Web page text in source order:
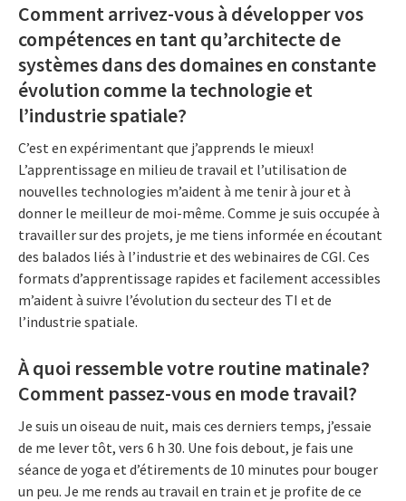
Comment arrivez-vous à développer vos
compétences en tant qu’architecte de
systèmes dans des domaines en constante
évolution comme la technologie et
l’industrie spatiale?
C’est en expérimentant que j’apprends le mieux!
L’apprentissage en milieu de travail et l’utilisation de
nouvelles technologies m’aident à me tenir à jour et à
donner le meilleur de moi-même. Comme je suis occupée à
travailler sur des projets, je me tiens informée en écoutant
des balados liés à l’industrie et des webinaires de CGI. Ces
formats d’apprentissage rapides et facilement accessibles
m’aident à suivre l’évolution du secteur des TI et de
l’industrie spatiale.
À quoi ressemble votre routine matinale?
Comment passez-vous en mode travail?
Je suis un oiseau de nuit, mais ces derniers temps, j’essaie
de me lever tôt, vers 6 h 30. Une fois debout, je fais une
séance de yoga et d’étirements de 10 minutes pour bouger
un peu. Je me rends au travail en train et je profite de ce